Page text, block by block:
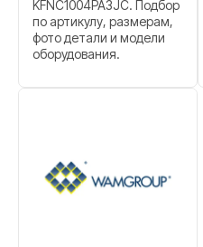
KFNC1004PA3JC. Подбор
по артикулу, размерам,
фото детали и модели
оборудования.